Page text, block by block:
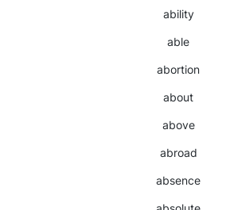
ability
able
abortion
about
above
abroad
absence